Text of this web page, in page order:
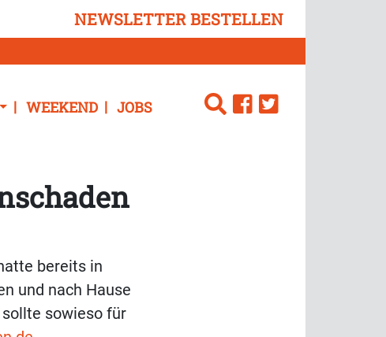
NEWSLETTER BESTELLEN
WEEKEND JOBS
bereits in
und nach Hause
sowieso für